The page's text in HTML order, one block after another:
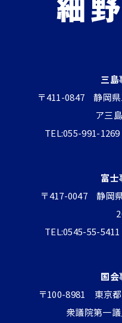
三島
〒411-0847 静岡県
ア三
TEL:055-991-
富士
〒417-0047 静岡
TEL:0545-55-
国会
〒100-8981 東京
衆議院第一